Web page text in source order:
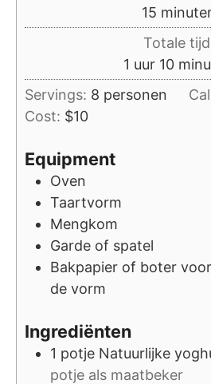
15minuten
Totale
1 uur
uur 10
Servings: 8 personen
Cost: $10
Equipment
Oven
Taartvorm
Mengkom
Garde of spatel
Bakpapier of boter
de vorm
Ingrediënten
1 potje Natuurlijke
potje als maatbeker